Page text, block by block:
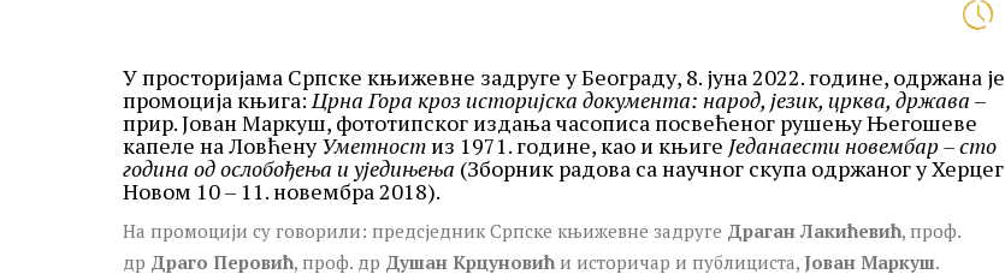
У просторијама Српске књижевне задруге у Београду, 8. јуна 2022. године, одржана је
промоција књига:Црна Гора кроз историјска документа: народ, језик, црква, држава –
прир. Јован Маркуш, фототипског издања часописа посвећеног рушењу Његошеве
капеле на ЛовћенуУметностиз 1971. године, као и књиге Једанаести новембар – сто
година од ослобођења и уједињења (Зборник радова са научног скупа одржаног у Херцег
Новом 10 – 11. новембра 2018).
На промоцији су говорили: предсједник Српске књижевне задруге Драган Лакићевић, проф.
др Драго Перовић, проф. др Душан Крцуновић и историчар и публициста, Јован Маркуш.